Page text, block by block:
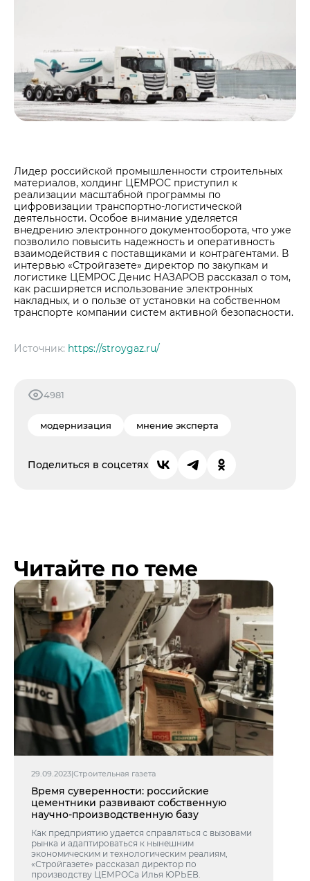
Лидер российской промышленности строительных
материалов, холдинг ЦЕМРОС приступил к
реализации масштабной программы по
цифровизации транспортно-логистической
деятельности. Особое внимание уделяется
внедрению электронного документооборота, что уже
позволило повысить надежность и оперативность
взаимодействия с поставщиками и контрагентами. В
интервью «Стройгазете» директор по закупкам и
логистике ЦЕМРОС Денис НАЗАРОВ рассказал о том,
как расширяется использование электронных
накладных, и о пользе от установки на собственном
транспорте компании систем активной безопасности.
Источник: https://stroygaz.ru/
4981
модернизация мнение эксперта
Поделиться в соцсетях
Читайте по теме
29.09.2023|Строительная газета
Время суверенности: российские
цементники развивают собственную
научно-производственную базу
Как предприятию удается справляться с вызовами
рынка и адаптироваться к нынешним
экономическим и технологическим реалиям,
«Стройгазете» рассказал директор по
производству ЦЕМРОСа Илья ЮРЬЕВ.
В помощь поставщику
Технологии и тренды
Издание для клиентов
Аналитика цементной отрасли
Медиабанк
Контакты
Контакты
Контакты для СМИ
Служба доверия